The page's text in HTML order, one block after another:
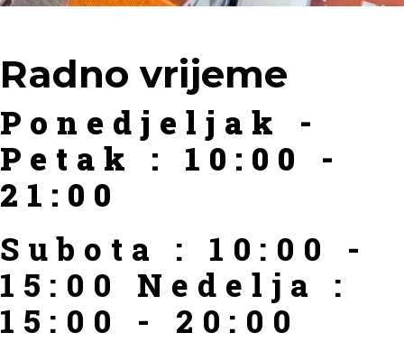
Radno vrijeme
Ponedjeljak -
Petak : 10:00 -
21:00
Subota : 10:00 -
15:00 Nedelja :
15:00 - 20:00